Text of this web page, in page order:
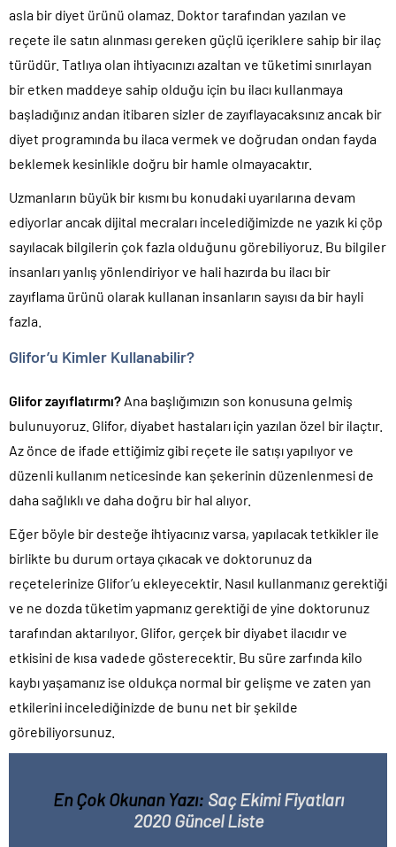
asla bir diyet ürünü olamaz. Doktor tarafından yazılan ve
reçete ile satın alınması gereken güçlü içeriklere sahip bir ilaç
türüdür. Tatlıya olan ihtiyacınızı azaltan ve tüketimi sınırlayan
bir etken maddeye sahip olduğu için bu ilacı kullanmaya
başladığınız andan itibaren sizler de zayıflayacaksınız ancak bir
diyet programında bu ilaca vermek ve doğrudan ondan fayda
beklemek kesinlikle doğru bir hamle olmayacaktır.
Uzmanların büyük bir kısmı bu konudaki uyarılarına devam
ediyorlar ancak dijital mecraları incelediğimizde ne yazık ki çöp
sayılacak bilgilerin çok fazla olduğunu görebiliyoruz. Bu bilgiler
insanları yanlış yönlendiriyor ve hali hazırda bu ilacı bir
zayıflama ürünü olarak kullanan insanların sayısı da bir hayli
fazla.
Glifor’u Kimler Kullanabilir?
Glifor zayıflatırmı? Ana başlığımızın son konusuna gelmiş
bulunuyoruz. Glifor, diyabet hastaları için yazılan özel bir ilaçtır.
Az önce de ifade ettiğimiz gibi reçete ile satışı yapılıyor ve
düzenli kullanım neticesinde kan şekerinin düzenlenmesi de
daha sağlıklı ve daha doğru bir hal alıyor.
Eğer böyle bir desteğe ihtiyacınız varsa, yapılacak tetkikler ile
birlikte bu durum ortaya çıkacak ve doktorunuz da
reçetelerinize Glifor’u ekleyecektir. Nasıl kullanmanız gerektiği
ve ne dozda tüketim yapmanız gerektiği de yine doktorunuz
tarafından aktarılıyor. Glifor, gerçek bir diyabet ilacıdır ve
etkisini de kısa vadede gösterecektir. Bu süre zarfında kilo
kaybı yaşamanız ise oldukça normal bir gelişme ve zaten yan
etkilerini incelediğinizde de bunu net bir şekilde
görebiliyorsunuz.
En Çok Okunan Yazı: Saç Ekimi Fiyatları
2020 Güncel Liste